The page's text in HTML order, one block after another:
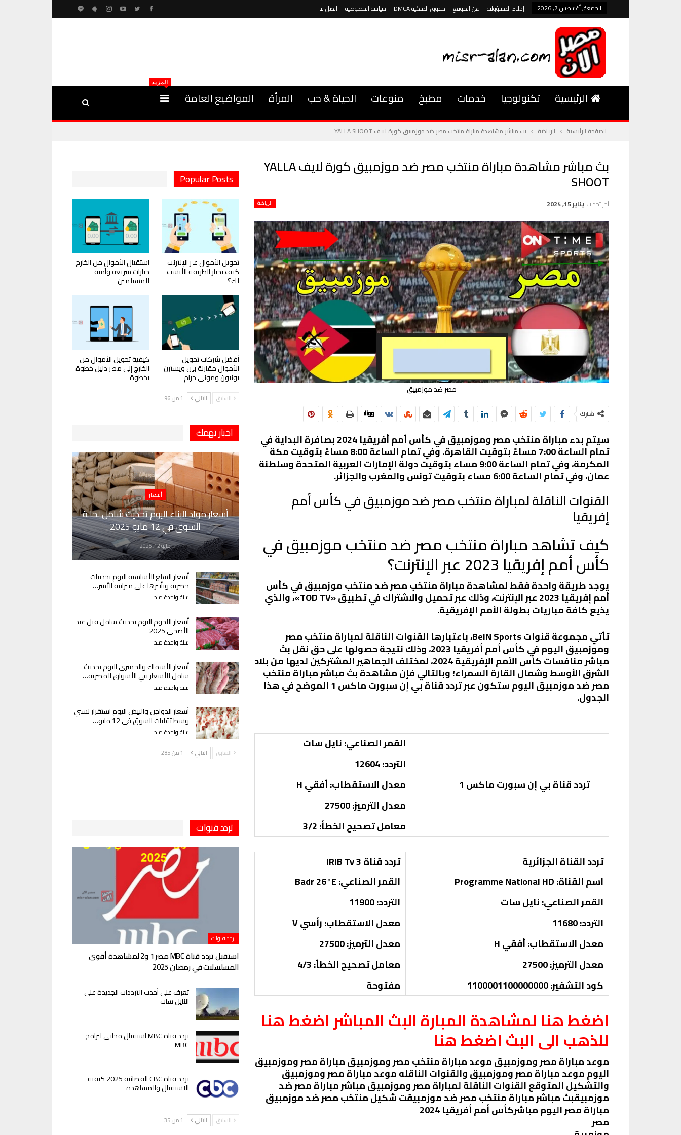
الجمعة, أغسطس 7, 2026 إخلاء المسؤولية عن الموقع حقوق الملكية DMCA سياسة الخصوصية اتصل بنا
الرئيسية تكنولوجيا خدمات مطبخ منوعات الحياة & حب المرأة المواضيع العامة
المزيد
الصفحة الرئيسية الرياضة بث مباشر مشاهدة مباراة منتخب مصر ضد موزمبيق كورة لايف YALLA SHOOT
بث مباشر مشاهدة مباراة منتخب مصر ضد موزمبيق كورة لايف YALLA
SHOOT
الرياضة آخر تحديث يناير 15, 2024
مصر ضد موزمبيق
شارك
سيتم بدء مباراة منتخب مصر وموزمبيق في كأس أمم أفريقيا 2024 بصافرة البداية في
تمام الساعة 7:00 مساءً بتوقيت القاهرة. وفي تمام الساعة 8:00 مساءً بتوقيت مكة
المكرمة، وفي تمام الساعة 9:00 مساءً بتوقيت دولة الإمارات العربية المتحدة وسلطنة
عمان، وفي تمام الساعة 6:00 مساءً بتوقيت تونس والمغرب والجزائر.
القنوات الناقلة لمباراة منتخب مصر ضد موزمبيق في كأس أمم
إفريقيا
كيف تشاهد مباراة منتخب مصر ضد منتخب موزمبيق في
كأس أمم إفريقيا 2023 عبر الإنترنت؟
يوجد طريقة واحدة فقط لمشاهدة مباراة منتخب مصر ضد منتخب موزمبيق في كأس
أمم إفريقيا 2023 عبر الإنترنت، وذلك عبر تحميل والاشتراك في تطبيق «TOD TV»، والذي
يذيع كافة مباريات بطولة الأمم الإفريقية.
تأتي مجموعة قنوات BeIN Sports، باعتبارها القنوات الناقلة لمباراة منتخب مصر
وموزمبيق اليوم في كأس أمم أفريقيا 2023، وذلك نتيجة حصولها على حق نقل بث
مباشر منافسات كأس الأمم الإفريقية 2024، لمختلف الجماهير المشتركين لديها من بلاد
الشرق الأوسط وشمال القارة السمراء؛ وبالتالي فإن مشاهدة بث مباشر مباراة منتخب
مصر ضد موزمبيق اليوم ستكون عبر تردد قناة بي إن سبورت ماكس 1 الموضح في هذا
الجدول.
تردد قناة بي إن سبورت ماكس 1
القمر الصناعي: نايل سات
التردد: 12604
معدل الاستقطاب: أفقي H
معدل الترميز: 27500
معامل تصحيح الخطأ: 3/2
تردد القناة الجزائرية
تردد قناة IRIB Tv 3
اسم القناة: Programme National HD
القمر الصناعي: نايل سات
التردد: 11680
معدل الاستقطاب: أفقي H
معدل الترميز: 27500
كود التشفير: 1100001100000000
القمر الصناعي: Badr 26°E
التردد: 11900
معدل الاستقطاب: رأسي V
معدل الترميز: 27500
معامل تصحيح الخطأ: 4/3
مفتوحة
اضغط هنا لمشاهدة المبارة البث المباشر اضغط هنا
للذهب الى البث اضغط هنا
موعد مباراة مصر وموزمبيق موعد مباراة منتخب مصر وموزمبيق مباراة مصر وموزمبيق
اليوم موعد مباراة مصر وموزمبيق والقنوات الناقله موعد مباراة مصر وموزمبيق
والتشكيل المتوقع القنوات الناقلة لمباراة مصر وموزمبيق مباشر مباراة مصر ضد
موزمبيقبث مباشر مباراة منتخب مصر ضد موزمبيقت شكيل منتخب مصر ضد موزمبيق
مباراة مصر اليوم مباشركأس أمم أفريقيا 2024
مصر
Popular Posts
تحويل الأموال عبر الإنترنت
كيف تختار الطريقة الأنسب
لك؟
استقبال الأموال من الخارج
خيارات سريعة وآمنة
للمستلمين
أفضل شركات تحويل
الأموال مقارنة بين ويسترن
يونيون وموني جرام
كيفية تحويل الأموال من
الخارج إلى مصر دليل خطوة
بخطوة
السابق التالي 1 من 96
اخبار تهمك
أسعار
أسعار مواد البناء اليوم تحديث شامل لحالة
السوق في 12 مايو 2025
مايو 12, 2025
أسعار السلع الأساسية اليوم تحديثات
حصرية وتأثيرها على ميزانية الأسر…
سنة واحدة منذ
أسعار اللحوم اليوم تحديث شامل قبل عيد
الأضحى 2025
سنة واحدة منذ
أسعار الأسماك والجمبري اليوم تحديث
شامل للأسعار في الأسواق المصرية…
سنة واحدة منذ
أسعار الدواجن والبيض اليوم استقرار نسبي
وسط تقلبات السوق في 12 مايو…
سنة واحدة منذ
السابق التالي 1 من 285
تردد قنوات
تردد قنوات
استقبل تردد قناة MBC مصر 1 و2 لمشاهدة أقوى
المسلسلات في رمضان 2025
تعرف على أحدث الترددات الجديدة على
النايل سات
تردد قناة MBC استقبال مجاني لبرامج
MBC
تردد قناة CBC الفضائية 2025 كيفية
الاستقبال والمشاهدة
السابق التالي 1 من 35